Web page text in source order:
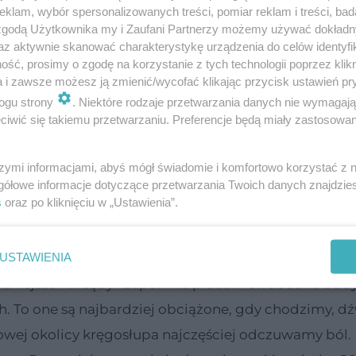
szyjne. Są najmniejsze i najbardziej ruchome w
na boki, w górę i w dół, a nawet zataczać nią
12 par żeber. 10 par łączy się z przodu z
narządy i zapewnia płucom swobodne
To one są najbardziej obciążone, gdy chodzimy,
okolicy kręgosłupa najczęściej odczuwamy ból.
wybór spersonalizowanych treści, pomiar reklam i treści,
Użytkownika my i Zaufani Partnerzy możemy używać
aktywnie skanować charakterystykę urządzenia do celów
prosimy o zgodę na korzystanie z tych technologii poprzez
i zawsze możesz ją zmienić/wycofać klikając przycisk ustawień
strony
. Niektóre rodzaje przetwarzania danych nie
się takiemu przetwarzaniu. Preferencje będą miały
informacjami, abyś mógł świadomie i komfortowo korzystać z
informacje dotyczące przetwarzania Twoich danych
oraz po kliknięciu w „Ustawienia”.
USTAWIENIA